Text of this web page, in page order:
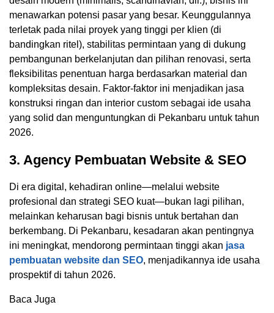
menawarkan potensi pasar yang besar. Keunggulannya
terletak pada nilai proyek yang tinggi per klien (di
bandingkan ritel), stabilitas permintaan yang di dukung
pembangunan berkelanjutan dan pilihan renovasi, serta
fleksibilitas penentuan harga berdasarkan material dan
kompleksitas desain. Faktor-faktor ini menjadikan jasa
konstruksi ringan dan interior custom sebagai ide usaha
yang solid dan menguntungkan di Pekanbaru untuk tahun
2026.
3. Agency Pembuatan Website & SEO
Di era digital, kehadiran online—melalui website
profesional dan strategi SEO kuat—bukan lagi pilihan,
melainkan keharusan bagi bisnis untuk bertahan dan
berkembang. Di Pekanbaru, kesadaran akan pentingnya
ini meningkat, mendorong permintaan tinggi akan jasa
pembuatan website dan SEO, menjadikannya ide usaha
prospektif di tahun 2026.
Baca Juga